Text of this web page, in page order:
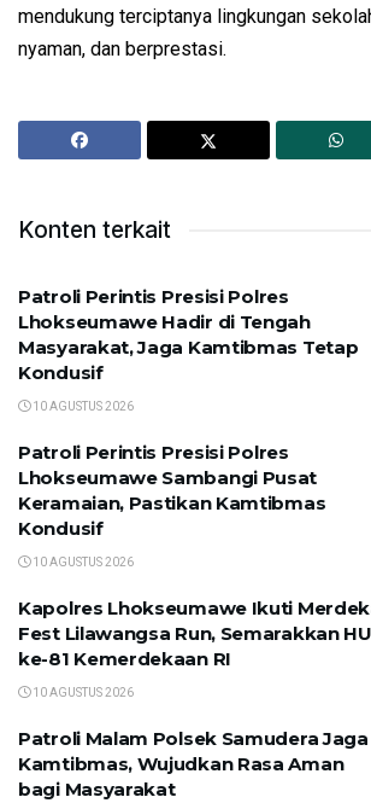
mendukung terciptanya lingkungan
nyaman, dan berprestasi.
Konten terkait
Patroli Perintis Presisi Polres
Lhokseumawe Hadir di Tengah
Masyarakat, Jaga Kamtibmas Tetap
Kondusif
10 AGUSTUS 2026
Patroli Perintis Presisi Polres
Lhokseumawe Sambangi Pusat
Keramaian, Pastikan Kamtibmas
Kondusif
10 AGUSTUS 2026
Kapolres Lhokseumawe Ikuti
Fest Lilawangsa Run, Semarakkan
ke-81 Kemerdekaan RI
10 AGUSTUS 2026
Patroli Malam Polsek Samudera Jaga
Kamtibmas, Wujudkan Rasa Aman
bagi Masyarakat